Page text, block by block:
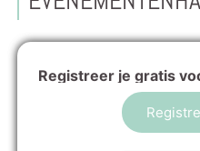
Registreer je gratis